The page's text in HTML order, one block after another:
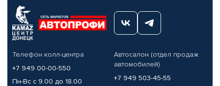
Телефон колл-центра
+7 949 00-00-550
Пн-Вс с 9.00 до 18.00
Автосалон (отдел продаж
автомобилей)
+7 949 503-45-55